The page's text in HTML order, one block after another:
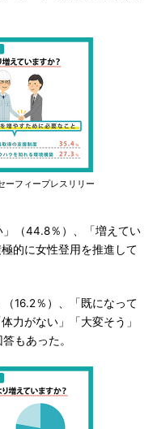
ーフィープレスリリー
（44.8％）、「増えてい
的に女性登用を推進して
16.2％）、「既になって
力がない」「大変そう」
もあった。